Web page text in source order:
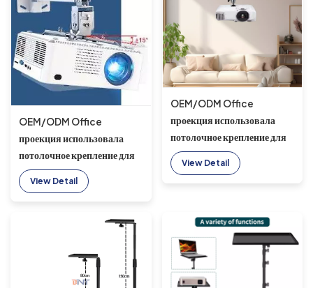
OEM/ODM Office
проекция использовала
потолочное крепление для
проектора 150-300 мм для
двойного проектора
View Detail
OEM/ODM Office
проекция использовала
потолочное крепление для
проектора 185 мм для
двойного проектора
View Detail